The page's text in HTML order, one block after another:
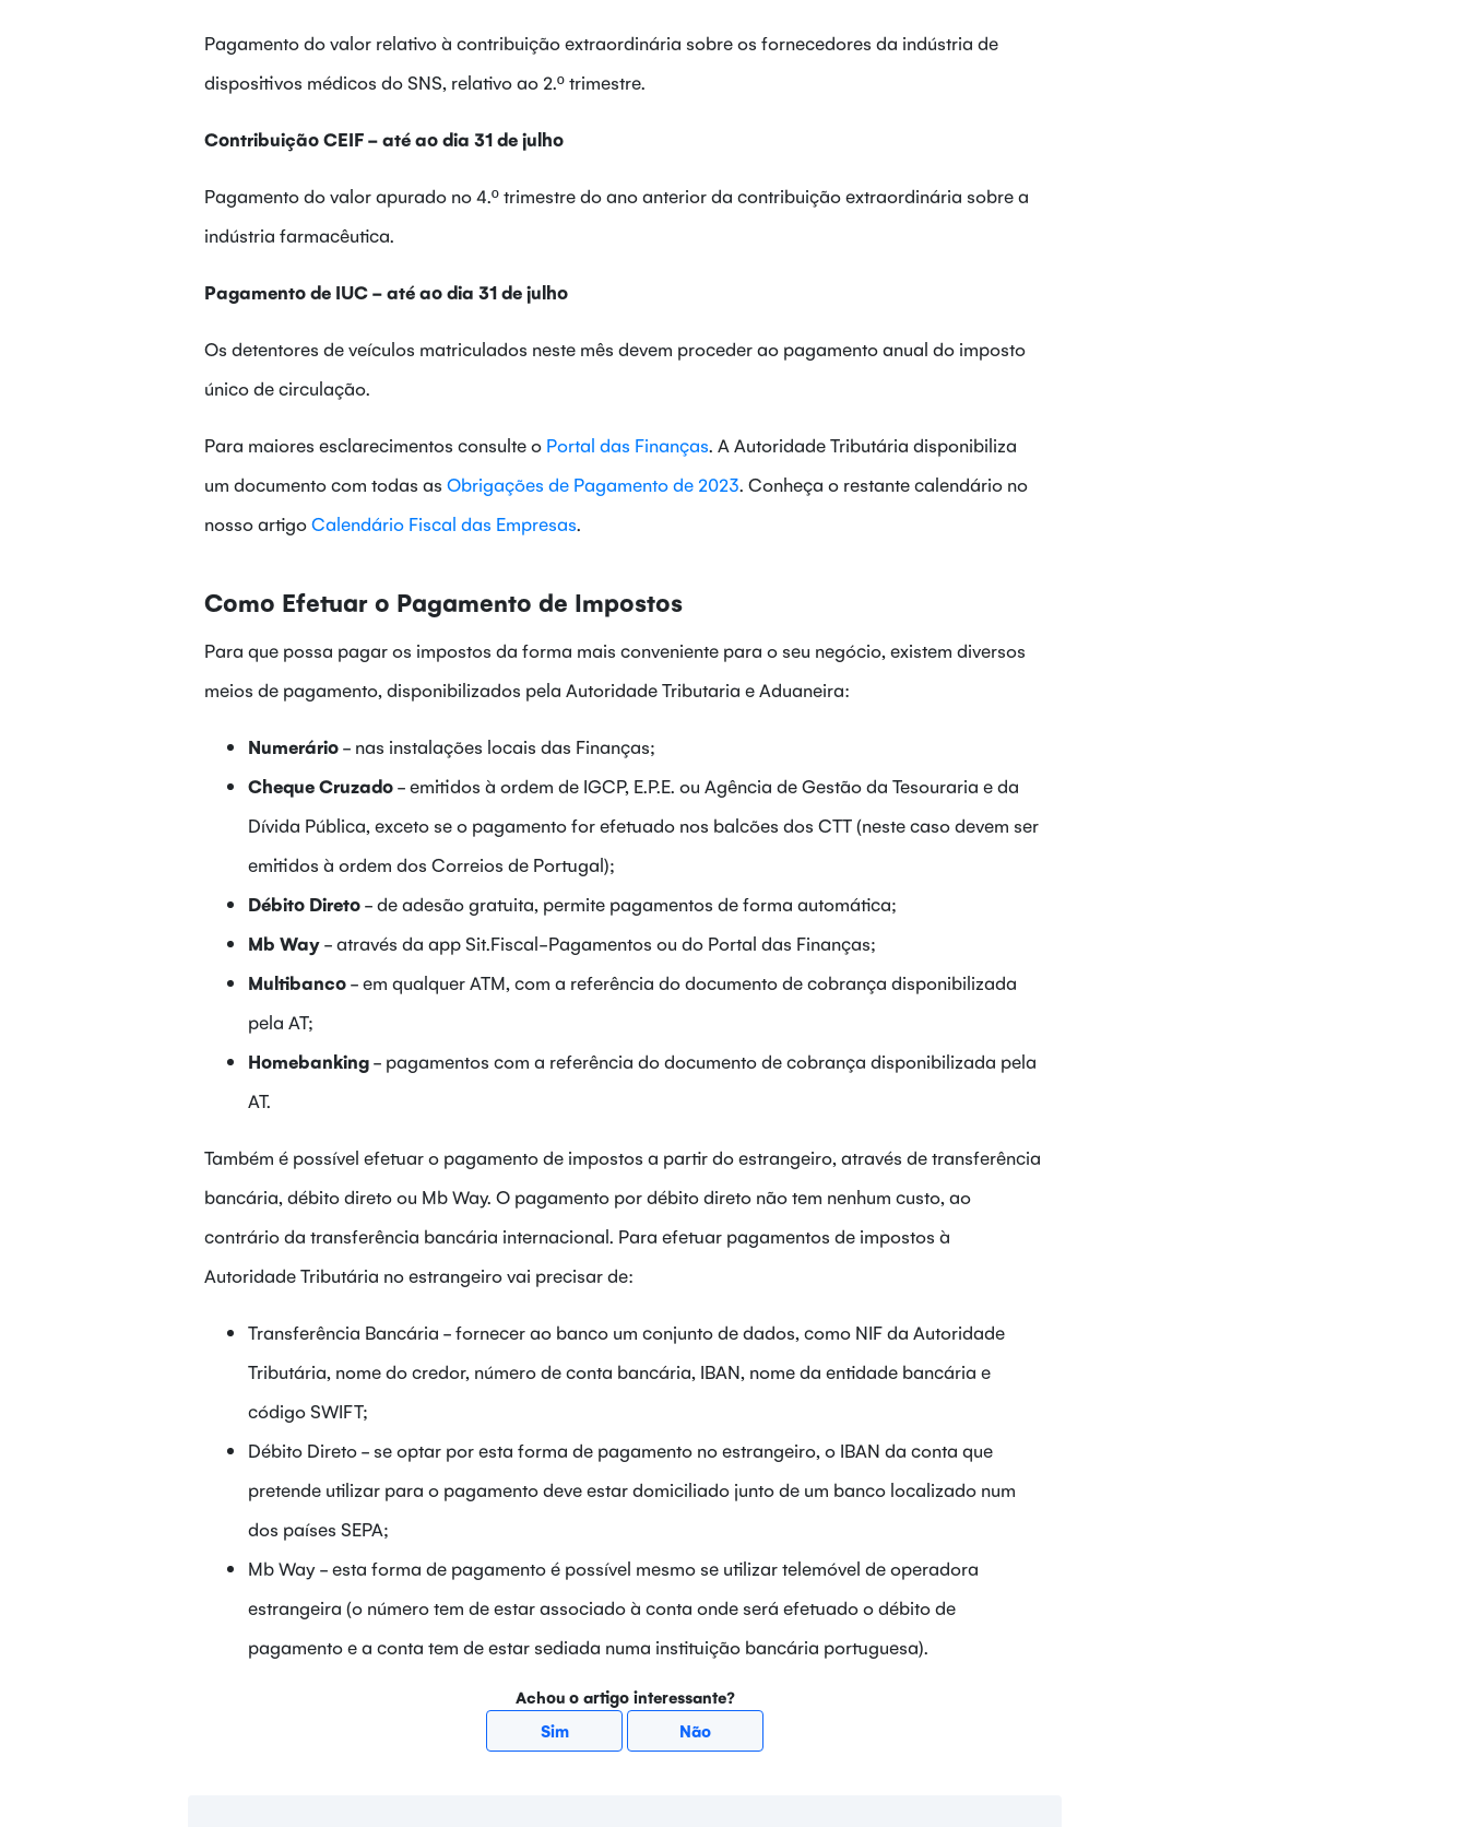
Pagamento do valor relativo à contribuição extraordinária sobre os fornecedores da indústria de
dispositivos médicos do SNS, relativo ao 2.º trimestre.
Contribuição CEIF - até ao dia 31 de julho
Pagamento do valor apurado no 4.º trimestre do ano anterior da contribuição extraordinária sobre a
indústria farmacêutica.
Pagamento de IUC - até ao dia 31 de julho
Os detentores de veículos matriculados neste mês devem proceder ao pagamento anual do imposto
único de circulação.
Para maiores esclarecimentos consulte o Portal das Finanças. A Autoridade Tributária disponibiliza
um documento com todas as Obrigações de Pagamento de 2023. Conheça o restante calendário no
nosso artigoCalendário Fiscal das Empresas.
Como Efetuar o Pagamento de Impostos
Para que possa pagar os impostos da forma mais conveniente para o seu negócio, existem diversos
meios de pagamento, disponibilizados pela Autoridade Tributaria e Aduaneira:
Numerário- nas instalações locais das Finanças;
Cheque Cruzado- emitidos à ordem de IGCP, E.P.E. ou Agência de Gestão da Tesouraria e da
Dívida Pública, exceto se o pagamento for efetuado nos balcões dos CTT (neste caso devem ser
emitidos à ordem dos Correios de Portugal);
Débito Direto- de adesão gratuita, permite pagamentos de forma automática;
Mb Way- através da app Sit.Fiscal-Pagamentos ou do Portal das Finanças;
Multibanco- em qualquer ATM, com a referência do documento de cobrança disponibilizada
pela AT;
Homebanking- pagamentos com a referência do documento de cobrança disponibilizada pela
AT.
Também é possível efetuar o pagamento de impostos a partir do estrangeiro, através de transferência
bancária, débito direto ou Mb Way. O pagamento por débito direto não tem nenhum custo, ao
contrário da transferência bancária internacional. Para efetuar pagamentos de impostos à
Autoridade Tributária no estrangeiro vai precisar de:
Transferência Bancária - fornecer ao banco um conjunto de dados, como NIF da Autoridade
Tributária, nome do credor, número de conta bancária, IBAN, nome da entidade bancária e
código SWIFT;
Débito Direto - se optar por esta forma de pagamento no estrangeiro, o IBAN da conta que
pretende utilizar para o pagamento deve estar domiciliado junto de um banco localizado num
dos países SEPA;
Mb Way - esta forma de pagamento é possível mesmo se utilizar telemóvel de operadora
estrangeira (o número tem de estar associado à conta onde será efetuado o débito de
pagamento e a conta tem de estar sediada numa instituição bancária portuguesa).
Achou o artigo interessante?
Sim
Não